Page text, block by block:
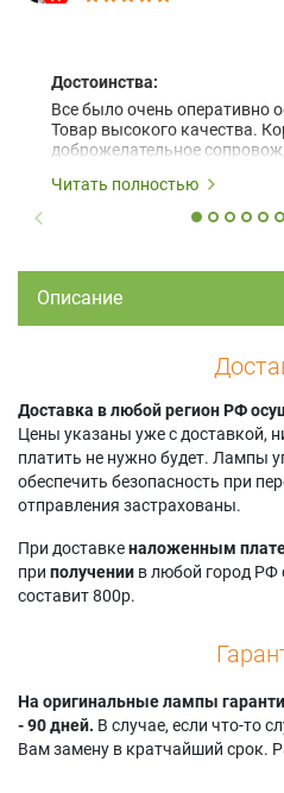
Достоинства:
Все было очень оперативно
Товар высокого качества.
доброжелательное
Читать полностью
Описание
Доставка в любой регион РФ
Цены указаны уже с доставкой,
платить не нужно будет. Лампы
обеспечить безопасность при
отправления застрахованы.
При доставкеналоженным
при получении в любой город РФ
составит 800р.
На оригинальные лампы
- 90 дней. В случае, если что-то
Вам замену в кратчайший срок.